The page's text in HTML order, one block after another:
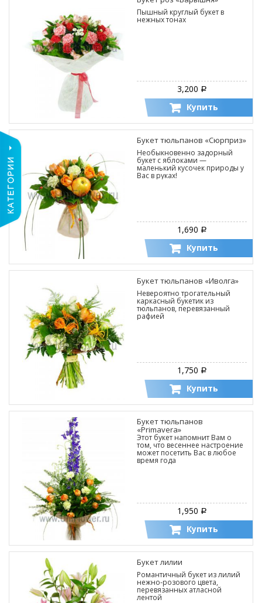
Пышный круглый букет в
нежных тонах
3,200 Р
Купить
Букет тюльпанов «Сюрприз»
Необыкновенно задорный
букет с яблоками —
маленький кусочек природы у
Вас в руках!
1,690 Р
Купить
Букет тюльпанов «Иволга»
Невероятно трогательный
каркасный букетик из
тюльпанов, перевязанный
рафией
1,750 Р
Купить
Букет тюльпанов
«Primavera»
Этот букет напомнит Вам о
том, что весеннее настроение
может посетить Вас в любое
время года
1,950 Р
Купить
Букет лилии
Романтичный букет из лилий
нежно-розового цвета,
перевязанных атласной
лентой